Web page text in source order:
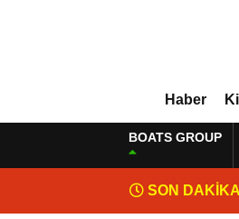
Haber
BOATS GROUP
SON DAKİKA